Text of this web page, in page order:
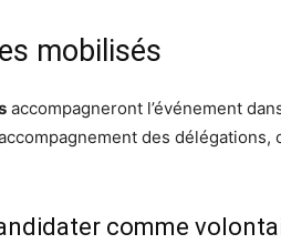
mobilisés
accompagneront l’événement
des délégations,
comme